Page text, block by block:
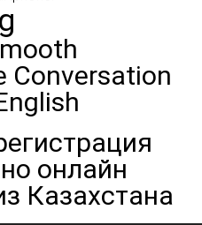
Conversation
онлайн
Казахстана